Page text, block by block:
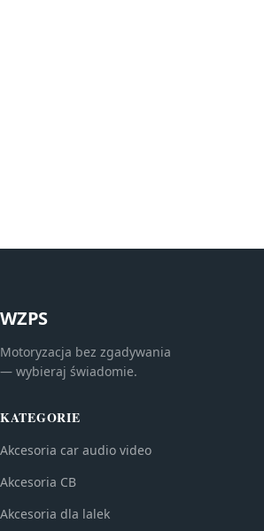
WZPS
Motoryzacja bez zgadywania
— wybieraj świadomie.
KATEGORIE
Akcesoria car audio video
Akcesoria CB
Akcesoria dla lalek